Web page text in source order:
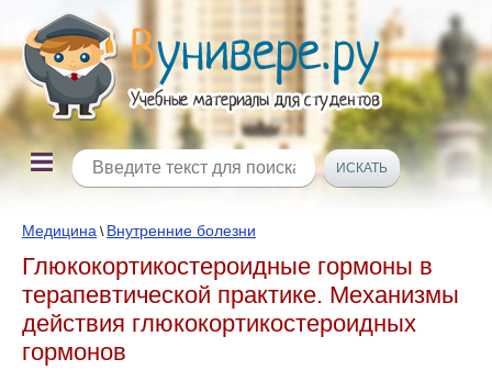
Медицина \ Внутренние болезни
Глюкокортикостероидные гормоны в
терапевтической практике. Механизмы
действия глюкокортикостероидных
гормонов